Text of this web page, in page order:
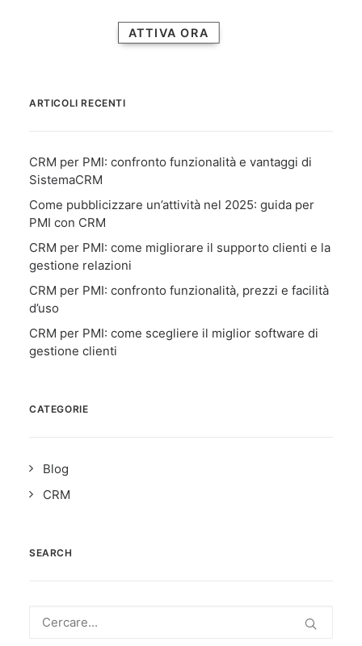
ATTIVA ORA
ARTICOLI RECENTI
CRM per PMI: confronto funzionalità e vantaggi di
SistemaCRM
Come pubblicizzare un’attività nel 2025: guida per
PMI con CRM
CRM per PMI: come migliorare il supporto clienti e la
gestione relazioni
CRM per PMI: confronto funzionalità, prezzi e facilità
d’uso
CRM per PMI: come scegliere il miglior software di
gestione clienti
CATEGORIE
Blog
CRM
SEARCH